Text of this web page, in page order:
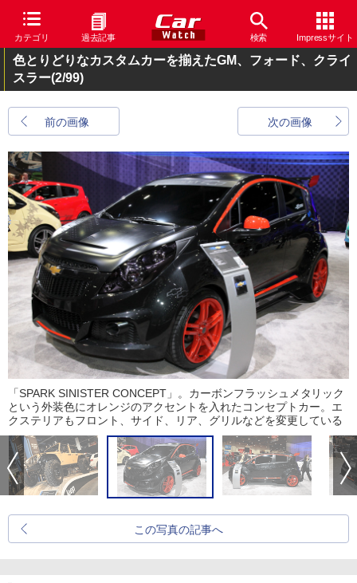
カテゴリ 過去記事 検索 Impressサイト
色とりどりなカスタムカーを揃えたGM、フォード、クライ
スラー(2/99)
前の画像 次の画像
「SPARK SINISTER CONCEPT」。カーボンフラッシュメタリック
という外装色にオレンジのアクセントを入れたコンセプトカー。エ
クステリアもフロント、サイド、リア、グリルなどを変更している
この写真の記事へ